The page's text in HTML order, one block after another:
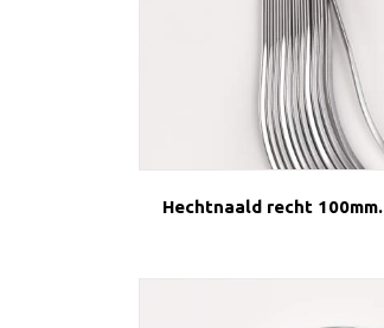
Hechtnaald recht 100mm.